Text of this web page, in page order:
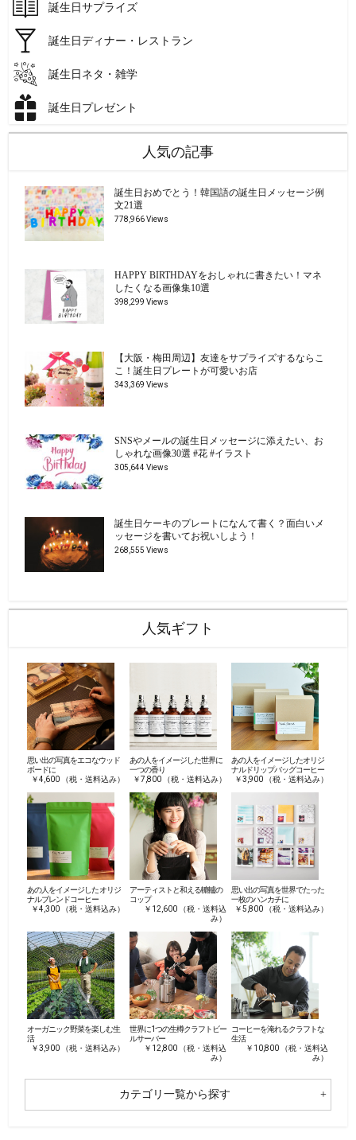
誕生日サプライズ
誕生日ディナー・レストラン
誕生日ネタ・雑学
誕生日プレゼント
人気の記事
誕生日おめでとう！韓国語の誕生日メッセージ例
文21選
778,966 Views
HAPPY BIRTHDAYをおしゃれに書きたい！マネ
したくなる画像集10選
398,299 Views
【大阪・梅田周辺】友達をサプライズするならこ
こ！誕生日プレートが可愛いお店
343,369 Views
SNSやメールの誕生日メッセージに添えたい、お
しゃれな画像30選 #花 #イラスト
305,644 Views
誕生日ケーキのプレートになんて書く？面白いメ
ッセージを書いてお祝いしよう！
268,555 Views
人気ギフト
思い出の写真をエコなウッド
ボードに
￥4,600 （税・送料込み）
あの人をイメージした世界に
一つの香り
￥7,800 （税・送料込み）
あの人をイメージしたオリジ
ナルドリップバッグコーヒー
￥3,900 （税・送料込み）
あの人をイメージした オリジ
ナルブレンドコーヒー
￥4,300 （税・送料込み）
アーティストと和える轆轤の
コップ
￥12,600 （税・送料込
み）
思い出の写真を世界でたった
一枚のハンカチに
￥5,800 （税・送料込み）
オーガニック野菜を楽しむ生
活
￥3,900 （税・送料込み）
世界に1つの生樽クラフトビー
ルサーバー
￥12,800 （税・送料込
み）
コーヒーを淹れるクラフトな
生活
￥10,800 （税・送料込
み）
カテゴリ一覧から探す